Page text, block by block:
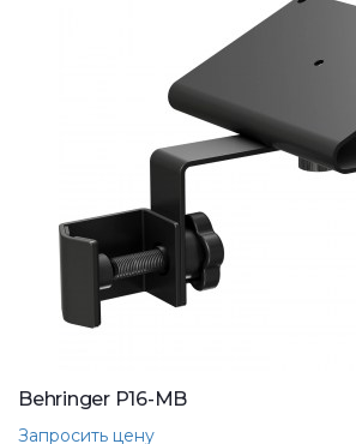
Behringer P16-MB
Запросить цену